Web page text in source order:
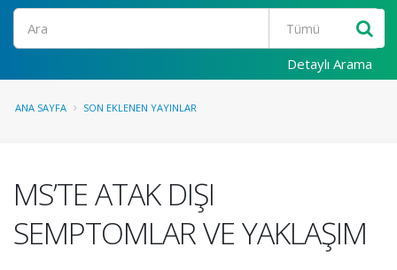
Ara
Detaylı Arama
ANA SAYFA SON EKLENEN YAYINLAR
MS’TE ATAK DIŞI
SEMPTOMLAR VE YAKLAŞIM